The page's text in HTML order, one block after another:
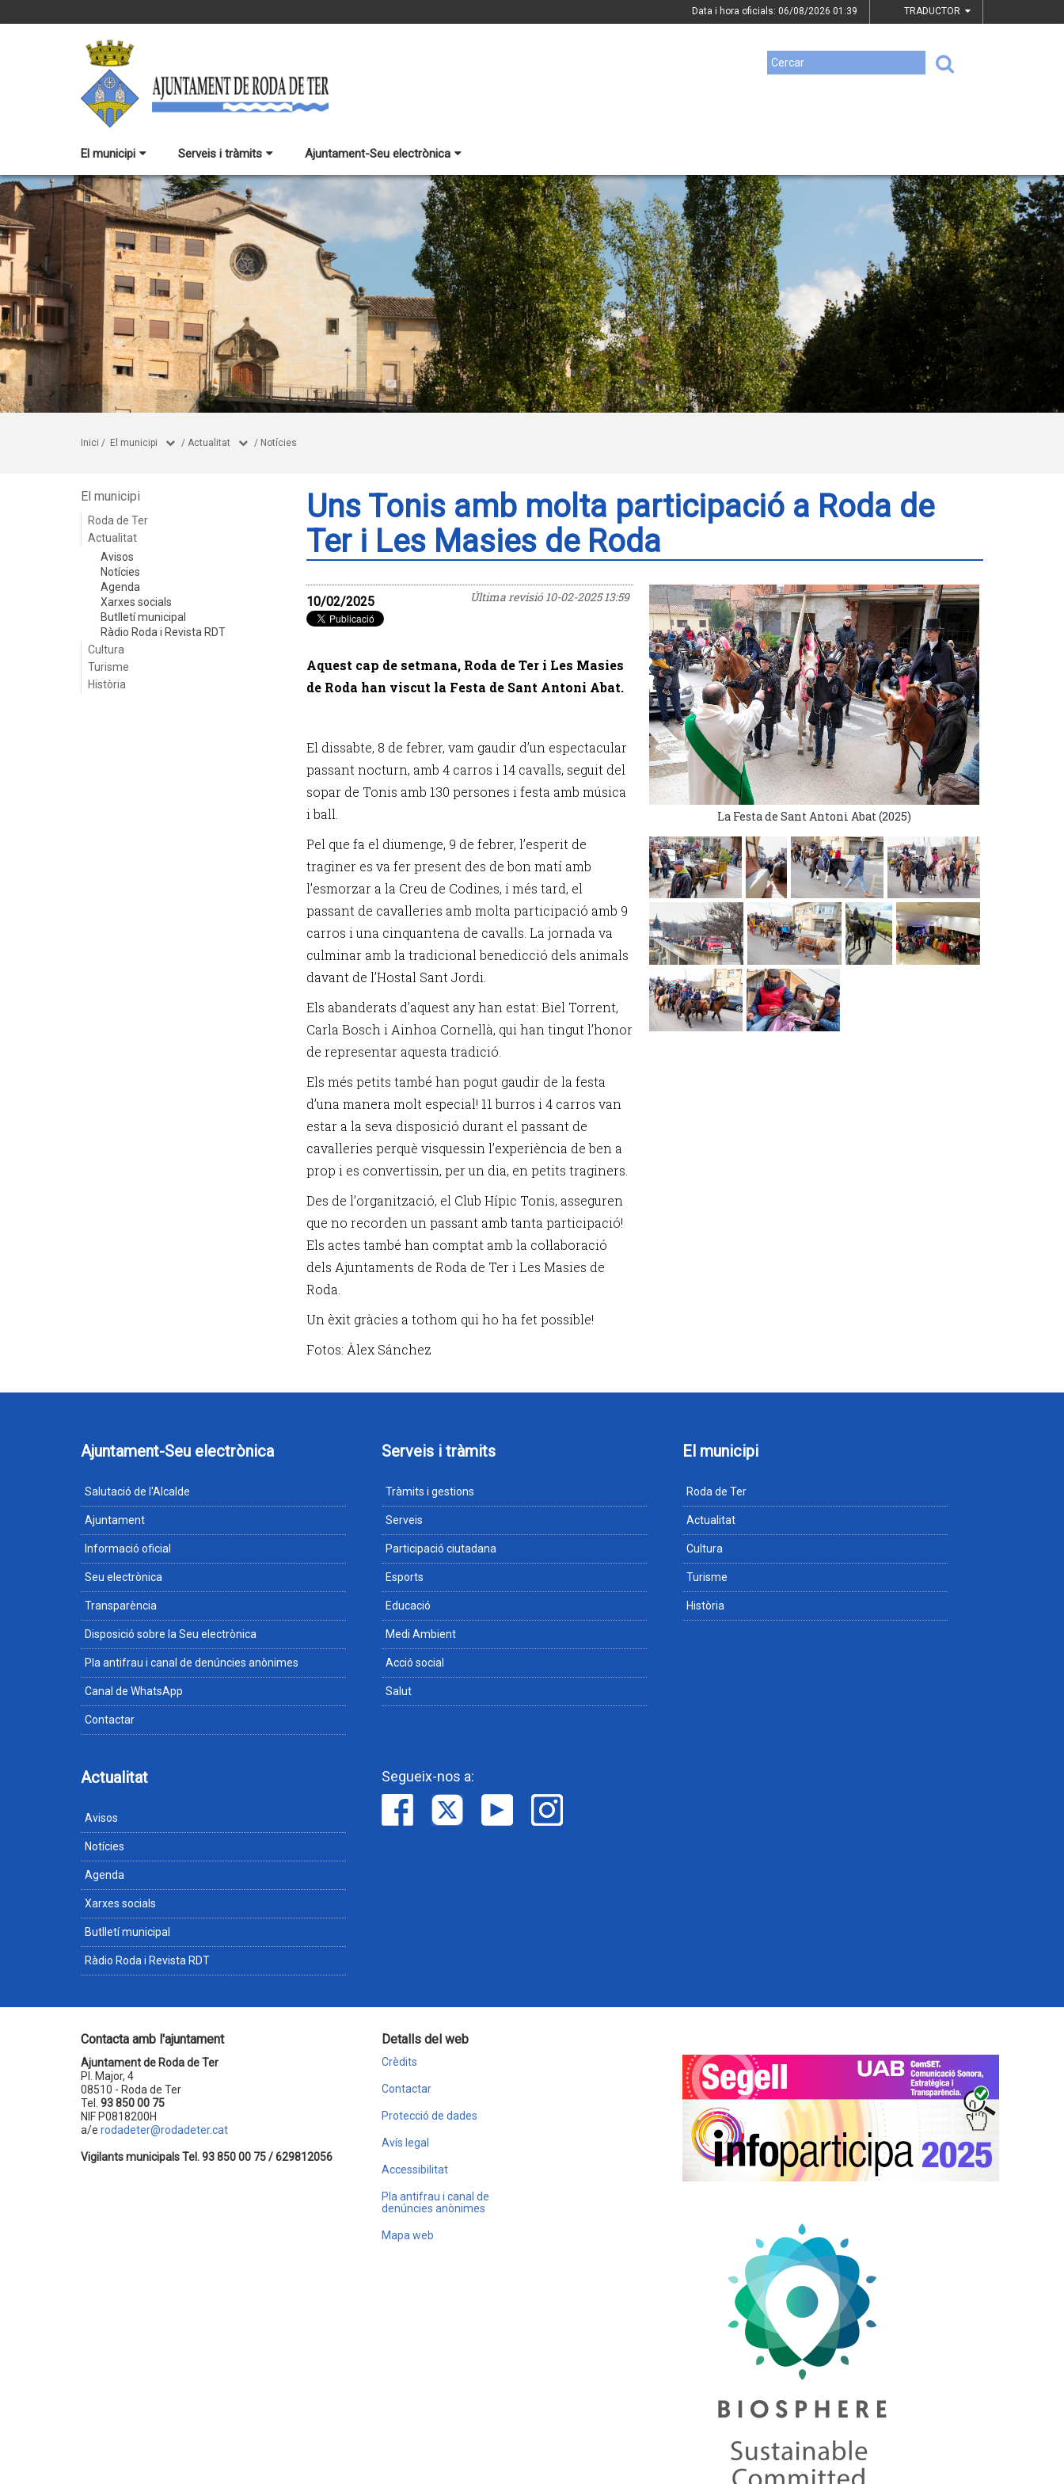
Data i hora oficials: 06/08/2026 01:39 TRADUCTOR
El municipi Serveis i tràmits Ajuntament-Seu electrònica
Inici / El municipi / Actualitat / Notícies
El municipi
Roda de Ter
Actualitat
Avisos
Notícies
Agenda
Xarxes socials
Butlletí municipal
Ràdio Roda i Revista RDT
Cultura
Turisme
Història
Uns Tonis amb molta participació a Roda de
Ter i Les Masies de Roda
Última revisió10-02-2025 13:59
10/02/2025
Aquest cap de setmana, Roda de Ter i Les Masies
de Roda han viscut la Festa de Sant Antoni Abat.
El dissabte, 8 de febrer, vam gaudir d’un espectacular
passant nocturn, amb 4 carros i 14 cavalls, seguit del
sopar de Tonis amb 130 persones i festa amb música
i ball.
Pel que fa el diumenge, 9 de febrer, l’esperit de
traginer es va fer present des de bon matí amb
l’esmorzar a la Creu de Codines, i més tard, el
passant de cavalleries amb molta participació amb 9
carros i una cinquantena de cavalls. La jornada va
culminar amb la tradicional benedicció dels animals
davant de l’Hostal Sant Jordi.
Els abanderats d’aquest any han estat: Biel Torrent,
Carla Bosch i Ainhoa Cornellà, qui han tingut l’honor
de representar aquesta tradició.
Els més petits també han pogut gaudir de la festa
d’una manera molt especial! 11 burros i 4 carros van
estar a la seva disposició durant el passant de
cavalleries perquè visquessin l’experiència de ben a
prop i es convertissin, per un dia, en petits traginers.
Des de l’organització, el Club Hípic Tonis, asseguren
que no recorden un passant amb tanta participació!
Els actes també han comptat amb la col·laboració
dels Ajuntaments de Roda de Ter i Les Masies de
Roda.
Un èxit gràcies a tothom qui ho ha fet possible!
Fotos: Àlex Sánchez
La Festa de Sant Antoni Abat (2025)
Ajuntament-Seu electrònica
Salutació de l'Alcalde
Ajuntament
Informació oficial
Seu electrònica
Transparència
Disposició sobre la Seu electrònica
Pla antifrau i canal de denúncies anònimes
Canal de WhatsApp
Contactar
Serveis i tràmits
Tràmits i gestions
Serveis
Participació ciutadana
Esports
Educació
Medi Ambient
Acció social
Salut
El municipi
Roda de Ter
Actualitat
Cultura
Turisme
Història
Actualitat
Avisos
Notícies
Agenda
Xarxes socials
Butlletí municipal
Ràdio Roda i Revista RDT
Segueix-nos a:
Contacta amb l'ajuntament
Ajuntament de Roda de Ter
Pl. Major, 4
08510 - Roda de Ter
Tel. 93 850 00 75
NIF P0818200H
a/e rodadeter@rodadeter.cat
Vigilants municipals Tel. 93 850 00 75 / 629812056
Detalls del web
Crèdits
Contactar
Protecció de dades
Avís legal
Accessibilitat
Pla antifrau i canal de
denúncies anònimes
Mapa web